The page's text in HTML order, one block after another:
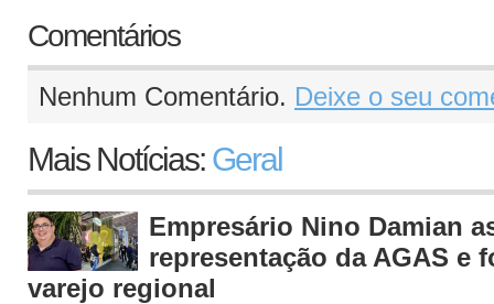
Comentários
Nenhum Comentário. Deixe o seu
Mais Notícias: Geral
Empresário Nino Damian
representação da AGAS e
varejo regional